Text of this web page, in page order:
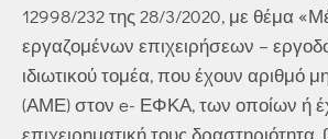
12998/232 της 28/3/2020, με θέμα
εργαζομένων επιχειρήσεων –
ιδιωτικού τομέα, που έχουν αριθμό
(ΑΜΕ) στον e- ΕΦΚΑ, των οποίων ή